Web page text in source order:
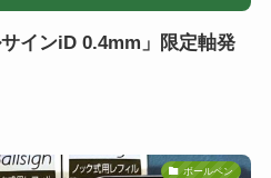
インiD 0.4mm」限定軸発
ボールペン